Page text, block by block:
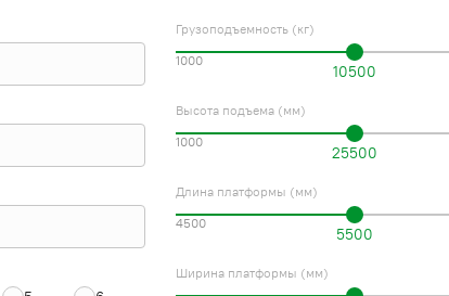
Грузоподъемность (кг)
10500
1000
Высота подъема (мм)
25500
1000
Длина платформы (мм)
5500
4500
Ширина платформы (мм)